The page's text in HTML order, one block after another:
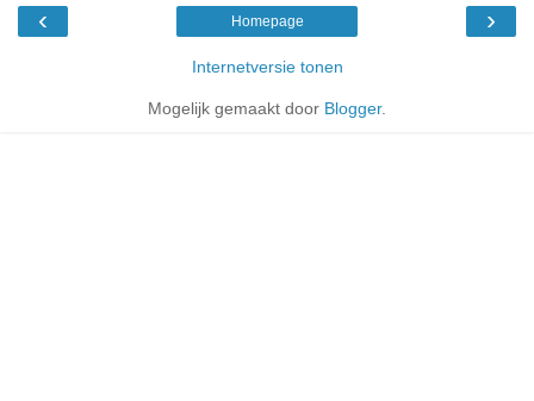
‹ ›
Homepage
Internetversie tonen
Mogelijk gemaakt door Blogger.